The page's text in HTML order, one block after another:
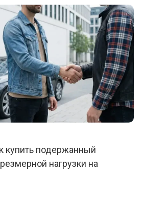
купить подержанный
нагрузки на